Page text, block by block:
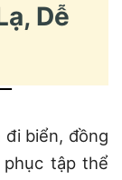
Dễ
biển, đồng
tập thể